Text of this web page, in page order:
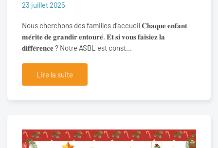
23 juillet 2025
Nous cherchons des familles d’accueil 𝐂𝐡𝐚𝐪𝐮𝐞 𝐞𝐧𝐟𝐚𝐧𝐭
𝐦𝐞́𝐫𝐢𝐭𝐞 𝐝𝐞 𝐠𝐫𝐚𝐧𝐝𝐢𝐫 𝐞𝐧𝐭𝐨𝐮𝐫𝐞́. 𝐄𝐭 𝐬𝐢 𝐯𝐨𝐮𝐬 𝐟𝐚𝐢𝐬𝐢𝐞𝐳 𝐥𝐚
𝐝𝐢𝐟𝐟𝐞́𝐫𝐞𝐧𝐜𝐞 ? Notre ASBL est const…
Lire la suite